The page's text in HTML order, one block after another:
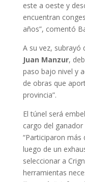
este a oeste y
encuentran
años”, comentó
A su vez, subrayó
Juan Manzur,
paso bajo nivel y
de obras que
provincia”.
El túnel será
cargo del
“Participaron
luego de un
seleccionar a
herramientas